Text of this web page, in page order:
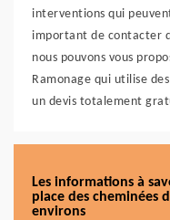
interventions qui
important de contacter
nous pouvons vous
Ramonage qui utilise
un devis totalement
Les informations à
place des cheminées
environs